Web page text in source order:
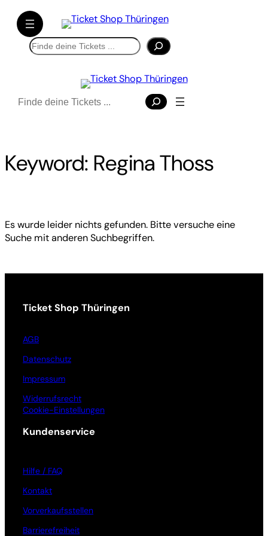
Direkt
zum
Inhalt
wechseln
Suchen
Suchen
Keyword: Regina Thoss
Es wurde leider nichts gefunden. Bitte versuche eine
Suche mit anderen Suchbegriffen.
Ticket Shop Thüringen
AGB
Datenschutz
Impressum
Widerrufsrecht
Cookie-Einstellungen
Kundenservice
Hilfe / FAQ
Kontakt
Vorverkaufsstellen
Barrierefreiheit